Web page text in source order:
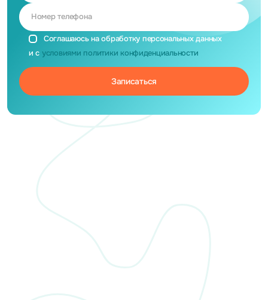
Номер телефона
Соглашаюсь на обработку персональных данных
и с условиями политики конфиденциальности